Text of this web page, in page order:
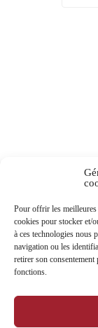
Pour offrir les meilleures
cookies pour stocker et/
à ces technologies nous
navigation ou les
retirer son
fonctions.